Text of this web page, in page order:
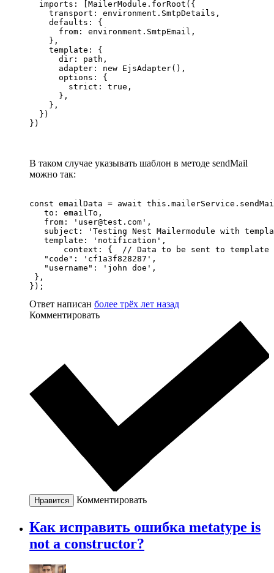
  imports: [MailerModule.forRoot({
    transport: environment.SmtpDetails,
    defaults: {
      from: environment.SmtpEmail,
    },
    template: {
      dir: path,
      adapter: new EjsAdapter(),
      options: {
        strict: true,
      },
    },
  })
})
В таком случае указывать шаблон в методе sendMail
можно так:
const emailData = await
   to: emailTo,
   from: 'user@test.com',
subject: 'Testing Nest Mailermodule with
   template: 'notification',
context: {  // Data to be sent to template
   "code": 'cf1a3f828287',
   "username": 'john doe',
},
});
Ответ написан более трёх лет назад
Комментировать
Нравится Комментировать
Как исправить ошибка metatype is
not a constructor?